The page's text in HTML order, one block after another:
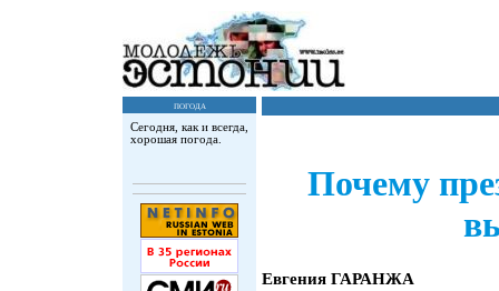
погода
Сегодня, как и всегда,
хорошая погода.
Почему
Евгения ГАРАНЖА